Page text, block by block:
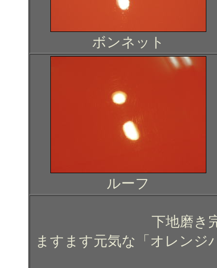
ボンネット
ルーフ
下地磨き
ますます元気な「オレン